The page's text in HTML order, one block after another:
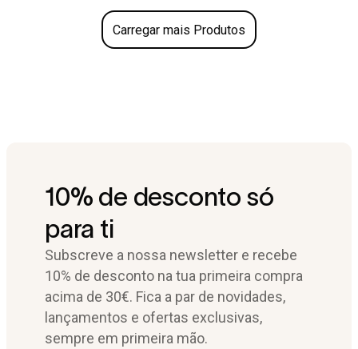
Carregar mais Produtos
10% de desconto só
para ti
Subscreve a nossa newsletter e recebe
10% de desconto na tua primeira compra
acima de 30€. Fica a par de novidades,
lançamentos e ofertas exclusivas,
sempre em primeira mão.